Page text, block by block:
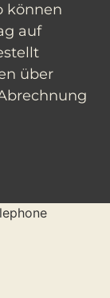
können
auf
über